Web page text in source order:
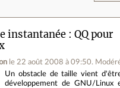
instantanée : QQ pour
le 22 août 2008 à 09:50.
Un obstacle de taille vient
développement de GNU/Linux